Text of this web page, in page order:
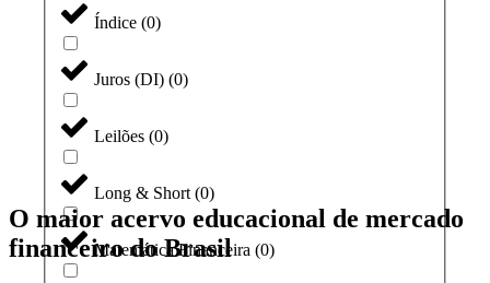
Índice (0)
Juros (DI) (0)
Leilões (0)
Long & Short(0)
Matemática Financeira (0)
O maior acervo educacional de mercado
financeiro do Brasil